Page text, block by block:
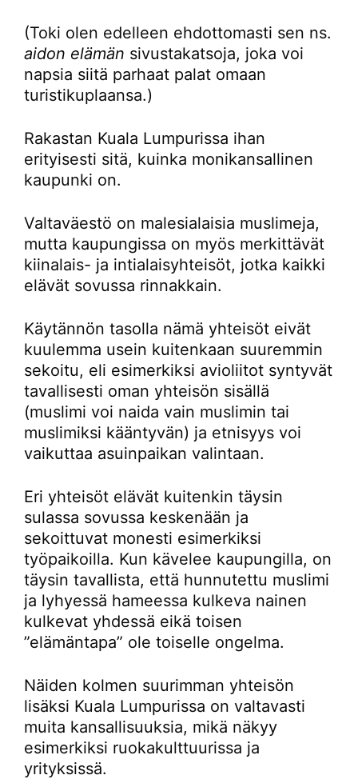
(Toki olen edelleen ehdottomasti sen ns.
aidon elämän sivustakatsoja, joka voi
napsia siitä parhaat palat omaan
turistikuplaansa.)
Rakastan Kuala Lumpurissa ihan
erityisesti sitä, kuinka monikansallinen
kaupunki on.
Valtaväestö on malesialaisia muslimeja,
mutta kaupungissa on myös merkittävät
kiinalais- ja intialaisyhteisöt, jotka kaikki
elävät sovussa rinnakkain.
Käytännön tasolla nämä yhteisöt eivät
kuulemma usein kuitenkaan suuremmin
sekoitu, eli esimerkiksi avioliitot syntyvät
tavallisesti oman yhteisön sisällä
(muslimi voi naida vain muslimin tai
muslimiksi kääntyvän) ja etnisyys voi
vaikuttaa asuinpaikan valintaan.
Eri yhteisöt elävät kuitenkin täysin
sulassa sovussa keskenään ja
sekoittuvat monesti esimerkiksi
työpaikoilla. Kun kävelee kaupungilla, on
täysin tavallista, että hunnutettu muslimi
ja lyhyessä hameessa kulkeva nainen
kulkevat yhdessä eikä toisen
”elämäntapa” ole toiselle ongelma.
Näiden kolmen suurimman yhteisön
lisäksi Kuala Lumpurissa on valtavasti
muita kansallisuuksia, mikä näkyy
esimerkiksi ruokakulttuurissa ja
yrityksissä.